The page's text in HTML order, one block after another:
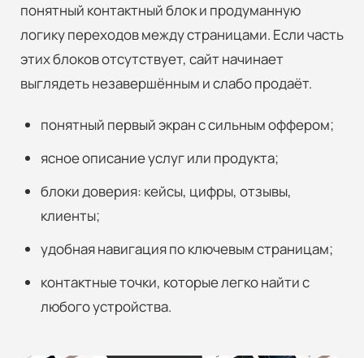
понятный контактный блок и продуманную
логику переходов между страницами. Если часть
этих блоков отсутствует, сайт начинает
выглядеть незавершённым и слабо продаёт.
понятный первый экран с сильным оффером;
ясное описание услуг или продукта;
блоки доверия: кейсы, цифры, отзывы,
клиенты;
удобная навигация по ключевым страницам;
контактные точки, которые легко найти с
любого устройства.